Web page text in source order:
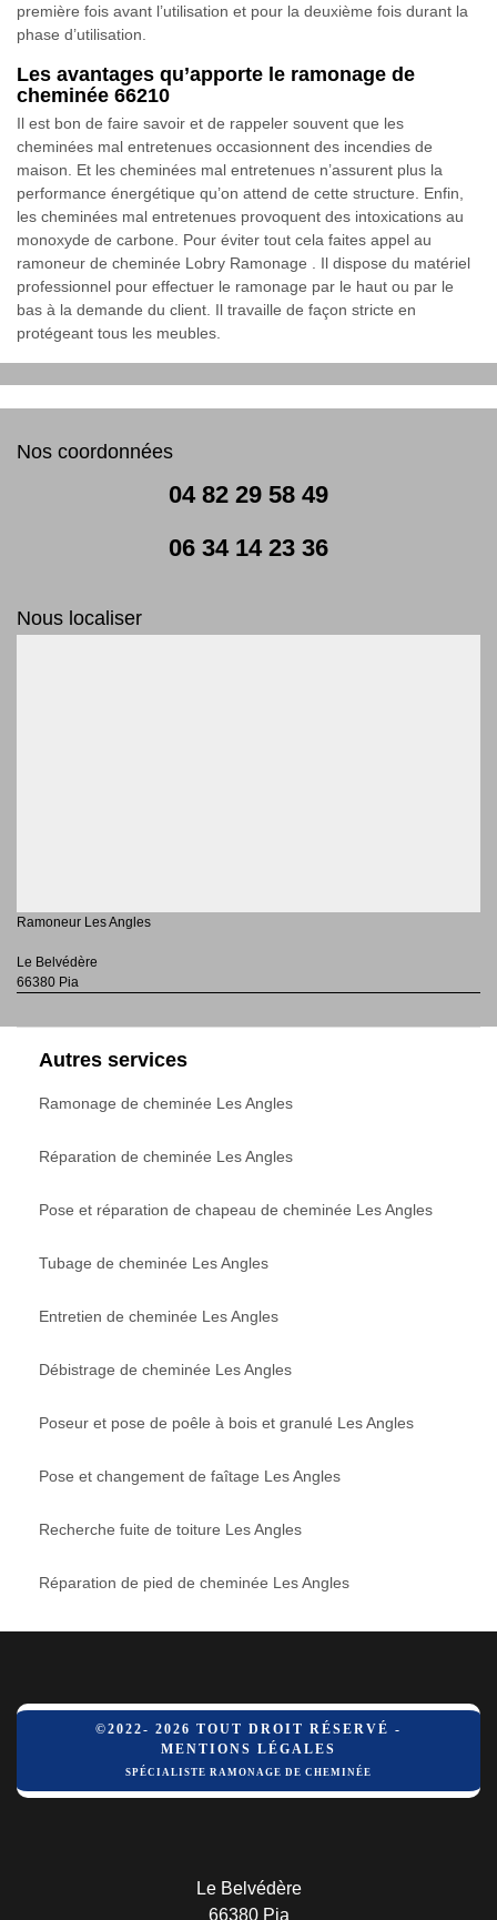
première fois avant l’utilisation et pour la deuxième fois durant la
phase d’utilisation.
Les avantages qu’apporte le ramonage de
cheminée 66210
Il est bon de faire savoir et de rappeler souvent que les
cheminées mal entretenues occasionnent des incendies de
maison. Et les cheminées mal entretenues n’assurent plus la
performance énergétique qu’on attend de cette structure. Enfin,
les cheminées mal entretenues provoquent des intoxications au
monoxyde de carbone. Pour éviter tout cela faites appel au
ramoneur de cheminée Lobry Ramonage . Il dispose du matériel
professionnel pour effectuer le ramonage par le haut ou par le
bas à la demande du client. Il travaille de façon stricte en
protégeant tous les meubles.
Nos coordonnées
04 82 29 58 49
06 34 14 23 36
Nous localiser
Ramoneur Les Angles
Le Belvédère
66380 Pia
Autres services
Ramonage de cheminée Les Angles
Réparation de cheminée Les Angles
Pose et réparation de chapeau de cheminée Les Angles
Tubage de cheminée Les Angles
Entretien de cheminée Les Angles
Débistrage de cheminée Les Angles
Poseur et pose de poêle à bois et granulé Les Angles
Pose et changement de faîtage Les Angles
Recherche fuite de toiture Les Angles
Réparation de pied de cheminée Les Angles
©2022- 2026 TOUT DROIT RÉSERVÉ -
MENTIONS LÉGALES
SPÉCIALISTE RAMONAGE DE CHEMINÉE
Le Belvédère
66380 Pia